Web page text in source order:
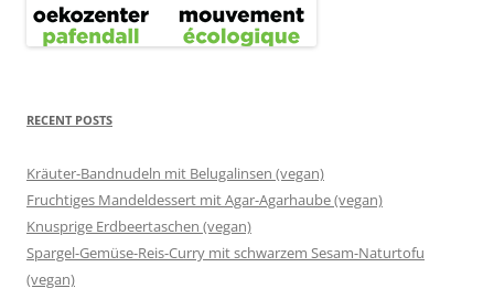
RECENT POSTS
Kräuter-Bandnudeln mit Belugalinsen (vegan)
Fruchtiges Mandeldessert mit Agar-Agarhaube (vegan)
Knusprige Erdbeertaschen (vegan)
Spargel-Gemüse-Reis-Curry mit schwarzem Sesam-Naturtofu
(vegan)